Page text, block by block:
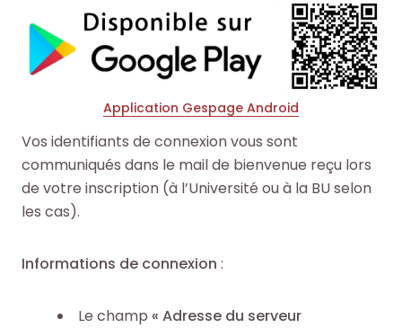
Application Gespage Android
Vos identifiants de connexion vous sont
communiqués dans le mail de bienvenue reçu lors
de votre inscription (à l’Université ou à la BU selon
les cas).
Informations de connexion :
Le champ « Adresse du serveur